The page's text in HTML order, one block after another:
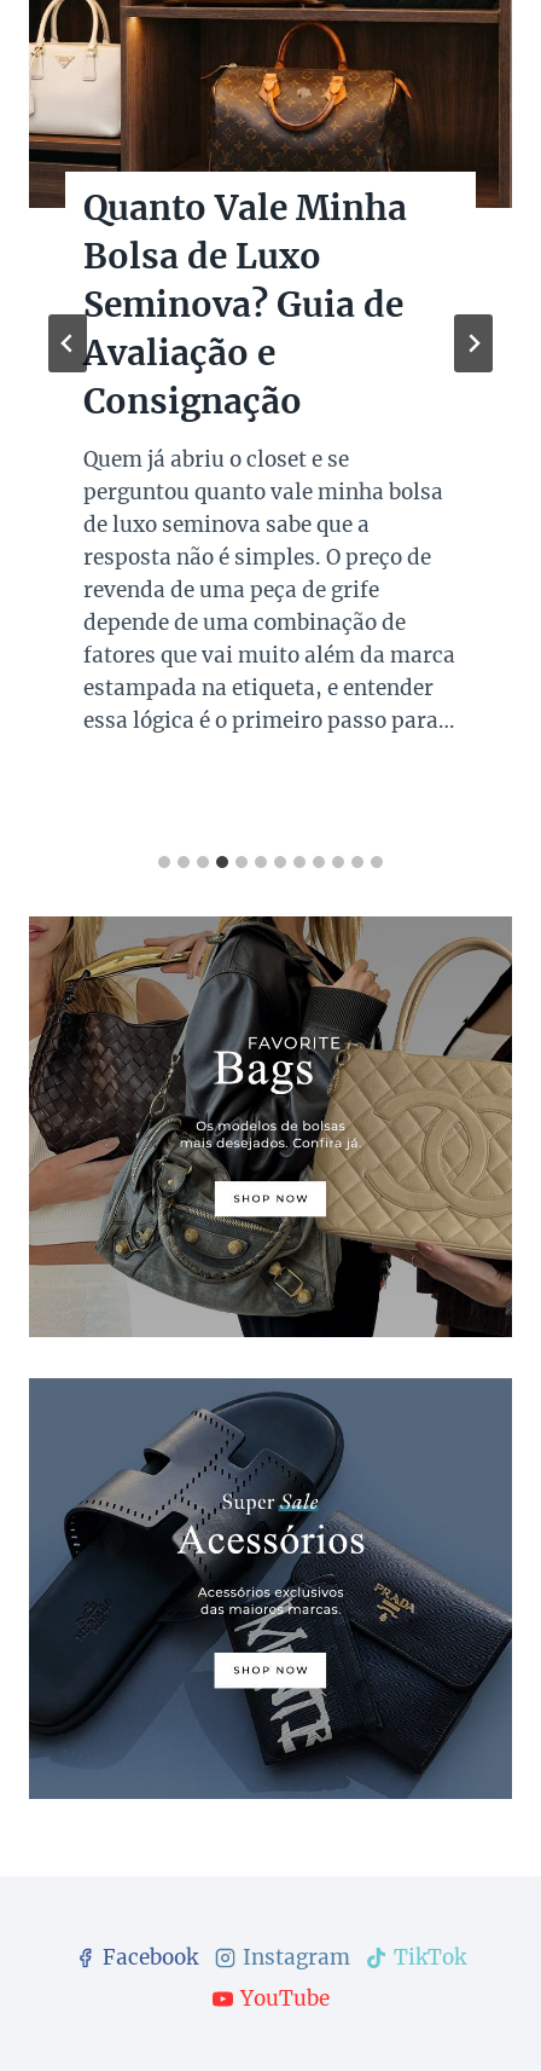
Quanto Vale Minha
Bolsa de Luxo
Seminova? Guia de
Avaliação e
Consignação
Quem já abriu o closet e se
perguntou quanto vale minha bolsa
de luxo seminova sabe que a
resposta não é simples. O preço de
revenda de uma peça de grife
depende de uma combinação de
fatores que vai muito além da marca
estampada na etiqueta, e entender
essa lógica é o primeiro passo para…
Facebook Instagram
TikTok
YouTube